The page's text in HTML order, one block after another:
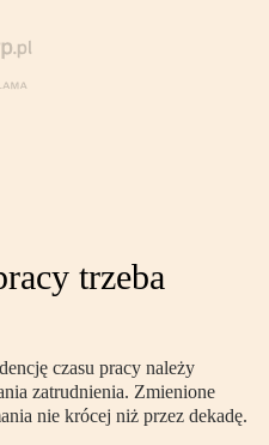
trzeba
czasu pracy należy
zatrudnienia. Zmienione
nie krócej niż przez dekadę.